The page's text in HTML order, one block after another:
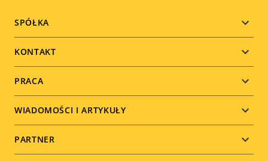
Footer
menu
SPÓŁKA
KONTAKT
PRACA
WIADOMOŚCI I ARTYKUŁY
PARTNER